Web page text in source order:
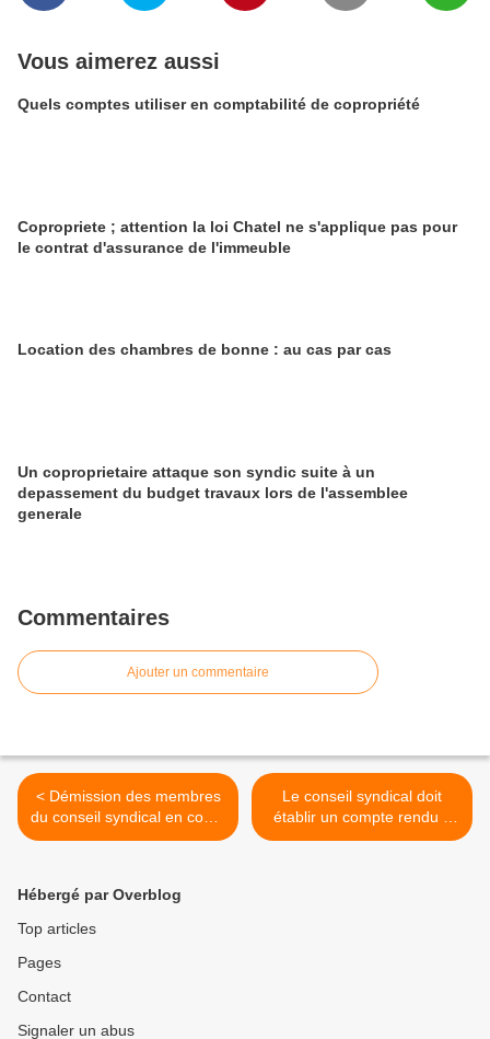
Vous aimerez aussi
Quels comptes utiliser en comptabilité de copropriété
Copropriete ; attention la loi Chatel ne s'applique pas pour
le contrat d'assurance de l'immeuble
Location des chambres de bonne : au cas par cas
Un coproprietaire attaque son syndic suite à un
depassement du budget travaux lors de l'assemblee
generale
Commentaires
Ajouter un commentaire
< Démission des membres
du conseil syndical en cours
d'année
Le conseil syndical doit
établir un compte rendu à
joindre à la convocation de
Hébergé par Overblog
Top articles
Pages
Contact
Signaler un abus